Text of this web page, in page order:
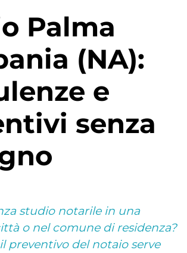
(NA):
e
senza
studio notarile in una
o nel comune di residenza?
preventivo del notaio serve